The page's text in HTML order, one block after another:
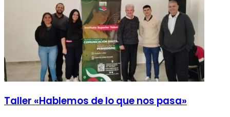
Taller «Hablemos de lo que nos pasa»